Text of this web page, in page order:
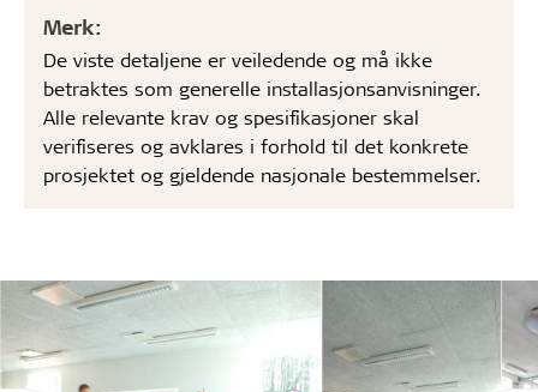
Merk:
De viste detaljene er veiledende og må ikke
betraktes som generelle installasjonsanvisninger.
Alle relevante krav og spesifikasjoner skal
verifiseres og avklares i forhold til det konkrete
prosjektet og gjeldende nasjonale bestemmelser.